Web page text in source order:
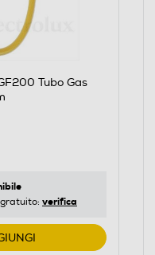
Tubo Gas
verifica